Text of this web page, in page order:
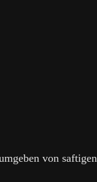
von saftigen